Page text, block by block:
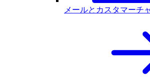
メールとカスタマーチ